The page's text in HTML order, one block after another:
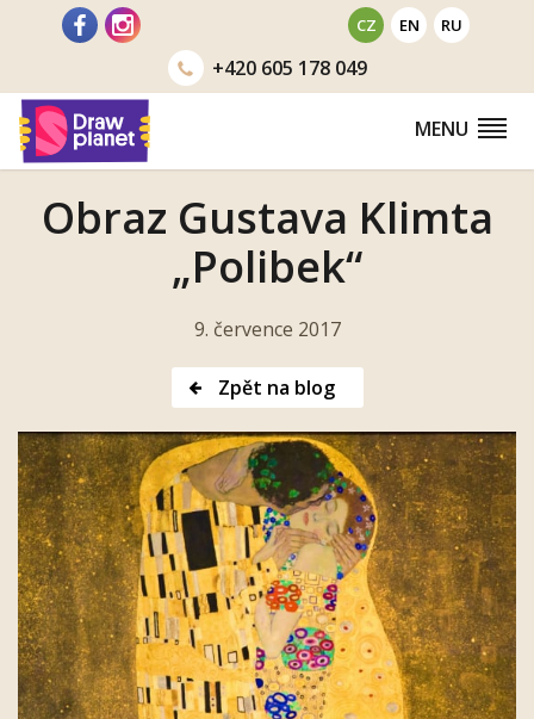
CZ EN RU
+420605 178 049
MENU
Obraz Gustava Klimta
„Polibek“
9. července 2017
Zpět na blog